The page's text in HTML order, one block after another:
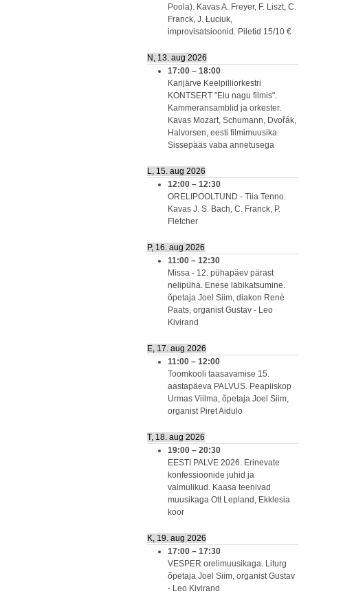
Poola). Kavas A. Freyer, F. Liszt, C.
Franck, J. Łuciuk,
improvisatsioonid. Piletid 15/10 €
N, 13. aug 2026
17:00 – 18:00
Karijärve Keelpilliorkestri
KONTSERT "Elu nagu filmis".
Kammeransamblid ja orkester.
Kavas Mozart, Schumann, Dvořák,
Halvorsen, eesti filmimuusika.
Sissepääs vaba annetusega
L, 15. aug 2026
12:00 – 12:30
ORELIPOOLTUND - Tiia Tenno.
Kavas J. S. Bach, C. Franck, P.
Fletcher
P, 16. aug 2026
11:00 – 12:30
Missa - 12. pühapäev pärast
nelipüha. Enese läbikatsumine.
õpetaja Joel Siim, diakon Renè
Paats, organist Gustav - Leo
Kivirand
E, 17. aug 2026
11:00 – 12:00
Toomkooli taasavamise 15.
aastapäeva PALVUS. Peapiiskop
Urmas Viilma, õpetaja Joel Siim,
organist Piret Aidulo
T, 18. aug 2026
19:00 – 20:30
EESTI PALVE 2026. Erinevate
konfessioonide juhid ja
vaimulikud. Kaasa teenivad
muusikaga Ott Lepland, Ekklesia
koor
K, 19. aug 2026
17:00 – 17:30
VESPER orelimuusikaga. Liturg
õpetaja Joel Siim, organist Gustav
- Leo Kivirand